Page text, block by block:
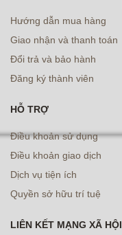
Hướng dẫn mua hàng
Giao nhận và thanh toán
Đổi trả và bảo hành
Đăng ký thành viên
HỖ TRỢ
Điều khoản sử dụng
Điều khoản giao dịch
Dịch vụ tiện ích
Quyền sở hữu trí tuệ
LIÊN KẾT MẠNG XÃ HỘI